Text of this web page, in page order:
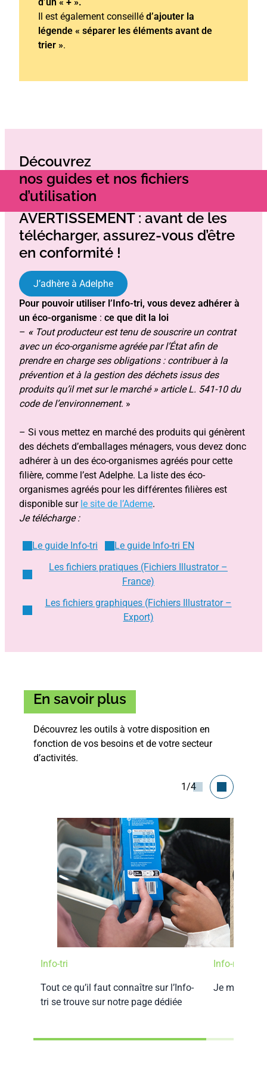
Il est également conseillé d’ajouter la
légende « séparer les éléments avant de
trier ».
Découvrez
nos guides et nos fichiers
d’utilisation
AVERTISSEMENT : avant de les
télécharger, assurez-vous d’être
en conformité !
J’adhère à Adelphe
Pour pouvoir utiliser l’Info-tri, vous devez adhérer à
un éco-organisme : ce que dit la loi
– « Tout producteur est tenu de souscrire un contrat
avec un éco-organisme agréée par l’État afin de
prendre en charge ses obligations : contribuer à la
prévention et à la gestion des déchets issus des
produits qu’il met sur le marché » article L. 541-10 du
code de l’environnement. »
– Si vous mettez en marché des produits qui génèrent
des déchets d’emballages ménagers, vous devez donc
adhérer à un des éco-organismes agréés pour cette
filière, comme l’est Adelphe. La liste des éco-
organismes agréés pour les différentes filières est
disponible sur le site de l’Ademe.
Je télécharge :
Le guide Info-tri
Le guide Info-tri EN
Les fichiers pratiques (Fichiers Illustrator –
France)
Les fichiers graphiques (Fichiers Illustrator –
Export)
En savoir plus
Découvrez les outils à votre disposition en
fonction de vos besoins et de votre secteur
d’activités.
Info-tri
Tout ce qu’il faut connaître sur l’Info-
tri se trouve sur notre page dédiée
Info-
Je
1/4